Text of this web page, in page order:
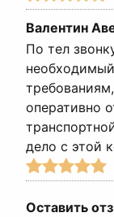
Валентин
По тел
оперативно
дело с этой
Оставить